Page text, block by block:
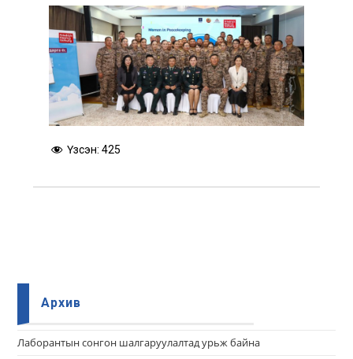
Үзсэн: 425
Архив
Лаборантын сонгон шалгаруулалтад урьж байна